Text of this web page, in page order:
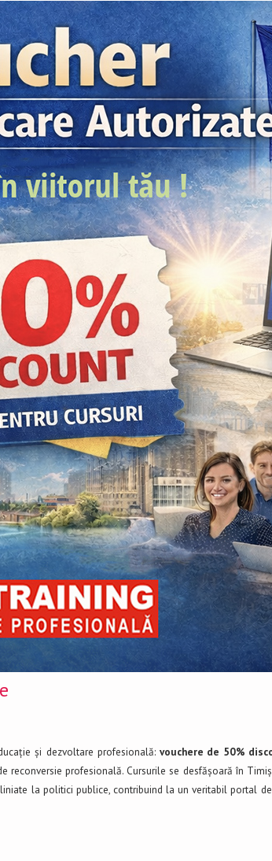
și dezvoltare profesională:vouchere de 50%
profesională. Cursurile se desfășoară în
la politici publice, contribuind la un veritabil portal